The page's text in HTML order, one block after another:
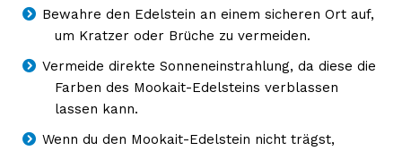
Bewahre den Edelstein an einem sicheren Ort auf,
um Kratzer oder Brüche zu vermeiden.
Vermeide direkte Sonneneinstrahlung, da diese die
Farben des Mookait-Edelsteins verblassen
lassen kann.
Wenn du den Mookait-Edelstein nicht trägst,